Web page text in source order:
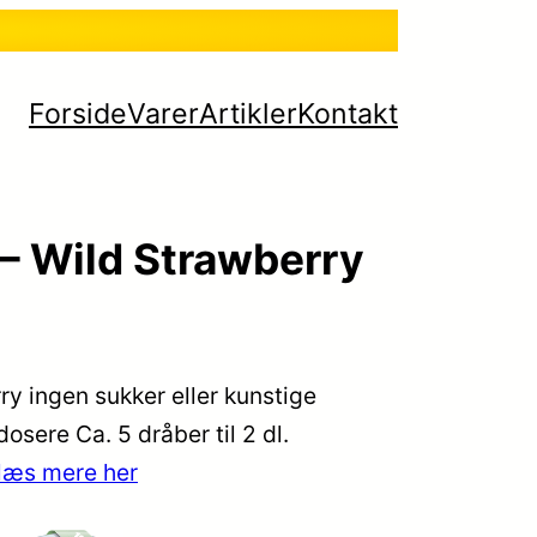
ForsideVarerArtiklerKontakt
Wild Strawberry
ingen sukker eller kunstige
Ca. 5 dråber til 2 dl.
mere her